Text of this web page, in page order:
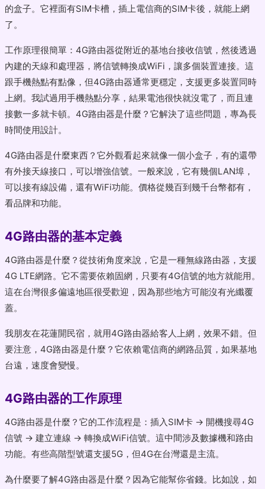
的盒子。它裡面有SIM卡槽，插上電信商的SIM卡後，就能上網
了。
工作原理很簡單：4G路由器從附近的基地台接收信號，然後透過
內建的天線和處理器，將信號轉換成WiFi，讓多個裝置連接。這
跟手機熱點有點像，但4G路由器通常更穩定，支援更多裝置同時
上網。我試過用手機熱點分享，結果電池很快就沒電了，而且連
接數一多就卡頓。4G路由器是什麼？它解決了這些問題，專為長
時間使用設計。
4G路由器是什麼東西？它外觀看起來就像一個小盒子，有的還帶
有外接天線接口，可以增強信號。一般來說，它有幾個LAN埠，
可以接有線設備，還有WiFi功能。價格從幾百到幾千台幣都有，
看品牌和功能。
4G路由器的基本定義
4G路由器是什麼？從技術角度來說，它是一種無線路由器，支援
4G LTE網路。它不需要依賴固網，只要有4G信號的地方就能用。
這在台灣很多偏遠地區很受歡迎，因為那些地方可能沒有光纖覆
蓋。
我朋友在花蓮開民宿，就用4G路由器給客人上網，效果不錯。但
要注意，4G路由器是什麼？它依賴電信商的網路品質，如果基地
台遠，速度會變慢。
4G路由器的工作原理
4G路由器是什麼？它的工作流程是：插入SIM卡 → 開機搜尋4G
信號 → 建立連線 → 轉換成WiFi信號。這中間涉及數據機和路由
功能。有些高階型號還支援5G，但4G在台灣還是主流。
為什麼要了解4G路由器是什麼？因為它能幫你省錢。比如說，如